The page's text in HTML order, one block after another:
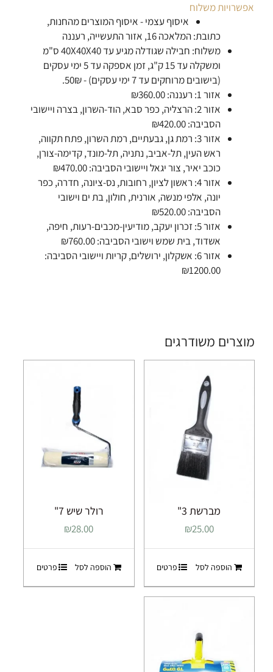
אפשרויות משלוח
איסוף עצמי - איסוף המוצרים מהחנות,
כתובת: המלאכה 16, אזור התעשייה, רעננה
משלוח: חבילה שגודלה מגיע עד 40X40X40 ס"מ
ומשקלה עד 15 ק"ג, זמן אספקה עד 5 ימי עסקים
(בישובים מרוחקים עד 7 ימי עסקים) - 50₪.
אזור 1: רעננה: ₪360.00
אזור 2: הרצליה, כפר סבא, הוד-השרון, בצרה ויישובי
הסביבה: ₪420.00
אזור 3: רמת גן, גבעתיים, רמת השרון, פתח תקווה,
ראש העין, תל-אביב, נתניה, תל-מונד, קדימה-צורן,
כוכב יאיר, צור יגאל ויישובי הסביבה: ₪470.00
אזור 4: ראשון לציון, רחובות, נס-ציונה, חדרה, כפר
יונה, אלפי מנשה, אורנית, חולון, בת ים וישובי
הסביבה: ₪520.00
אזור 5: זכרון יעקב, מודיעין-מכבים-רעות, חיפה,
אשדוד, בית שמש וישובי הסביבה: ₪760.00
אזור 6: אשקלון, ירושלים, קריות ויישובי הסביבה:
₪1200.00
מוצרים משודרגים
מברשת 3"
₪25.00
הוספה לסל פרטים
רולר שיש 7"
₪28.00
הוספה לסל פרטים